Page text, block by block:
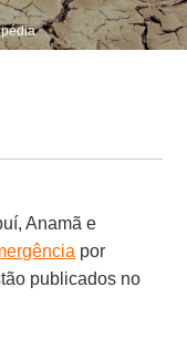
Anamã e
por
publicados no